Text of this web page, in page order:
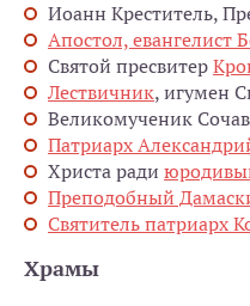
Иоанн Креститель,
Апостол, евангелист
Святой пресвитер
Лествичник, игумен
Великомученик
Патриарх
Христа ради
Преподобный
Святитель патриарх
Храмы